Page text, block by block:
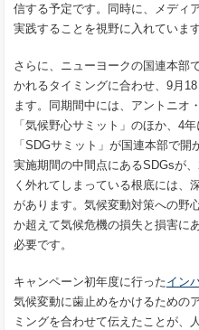
信する予定です。同時に、メディ
実践することを視野に入れています
さらに、ニューヨークの国連本部
かれるタイミングに合わせ、9月
ます。同期間中には、アントニオ
「気候野心サミット」のほか、4
「SDGサミット」が国連本部で
実施期間の中間点にあるSDGsが
く外れてしまっている根底には、
があります。気候変動対策への野
か超えて気候危機の損失と損害に
必要です。
キャンペーン初年度に行ったイン
気候変動に歯止めをかけるための
ミングを合わせて伝えたことが、